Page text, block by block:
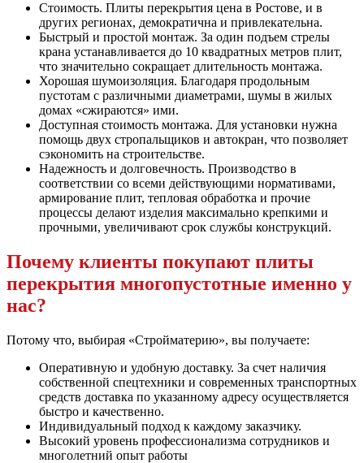
Стоимость. Плиты перекрытия цена в Ростове, и в
других регионах, демократична и привлекательна.
Быстрый и простой монтаж. За один подъем стрелы
крана устанавливается до 10 квадратных метров плит,
что значительно сокращает длительность монтажа.
Хорошая шумоизоляция. Благодаря продольным
пустотам с различными диаметрами, шумы в жилых
домах «сжираются» ими.
Доступная стоимость монтажа. Для установки нужна
помощь двух стропальщиков и автокран, что позволяет
сэкономить на строительстве.
Надежность и долговечность. Производство в
соответствии со всеми действующими нормативами,
армирование плит, тепловая обработка и прочие
процессы делают изделия максимально крепкими и
прочными, увеличивают срок службы конструкций.
Почему клиенты покупают плиты
перекрытия многопустотные именно у
нас?
Потому что, выбирая «Стройматерию», вы получаете:
Оперативную и удобную доставку. За счет наличия
собственной спецтехники и современных транспортных
средств доставка по указанному адресу осуществляется
быстро и качественно.
Индивидуальный подход к каждому заказчику.
Высокий уровень профессионализма сотрудников и
многолетний опыт работы